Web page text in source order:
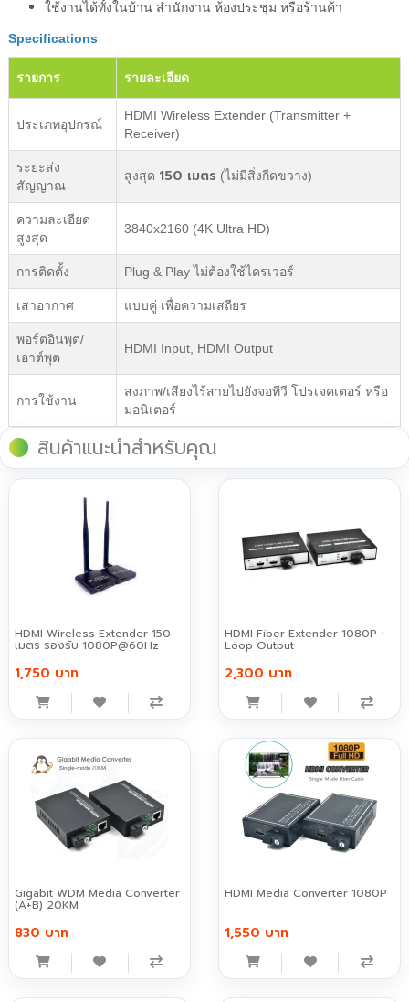
ใช้งานได้ทั้งในบ้าน สำนักงาน ห้องประชุม หรือร้านค้า
Specifications
รายการ รายละเอียด
ประเภทอุปกรณ์
HDMI Wireless Extender (Transmitter +
Receiver)
ระยะส่ง
สัญญาณ
สูงสุด 150 เมตร (ไม่มีสิ่งกีดขวาง)
ความละเอียด
สูงสุด
3840x2160 (4K Ultra HD)
การติดตั้ง Plug & Play ไม่ต้องใช้ไดรเวอร์
เสาอากาศ แบบคู่ เพื่อความเสถียร
พอร์ตอินพุต/
เอาต์พุต
HDMI Input, HDMI Output
การใช้งาน
ส่งภาพ/เสียงไร้สายไปยังจอทีวี โปรเจคเตอร์ หรือ
มอนิเตอร์
สินค้าแนะนำสำหรับคุณ
HDMI Wireless Extender 150
เมตร รองรับ 1080P@60Hz
1,750 บาท
HDMI Fiber Extender 1080P +
Loop Output
2,300 บาท
Gigabit WDM Media Converter
(A+B) 20KM
830 บาท
HDMI Media Converter 1080P
1,550 บาท